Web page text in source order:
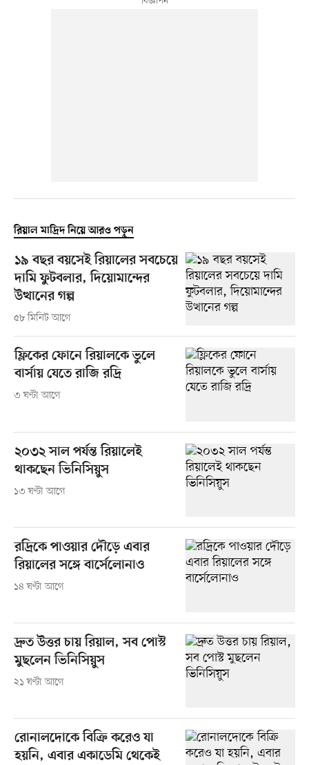
রিয়াল মাদ্রিদ নিয়ে আরও পড়ুন
১৯ বছর বয়সেই রিয়ালের সবচেয়ে
দামি ফুটবলার, দিয়োমান্দের
উত্থানের গল্প
৫৮ মিনিট আগে
ফ্লিকের ফোনে রিয়ালকে ভুলে
বার্সায় যেতে রাজি রদ্রি
৩ ঘণ্টা আগে
২০৩২ সাল পর্যন্ত রিয়ালেই
থাকছেন ভিনিসিয়ুস
১৩ ঘণ্টা আগে
রদ্রিকে পাওয়ার দৌড়ে এবার
রিয়ালের সঙ্গে বার্সেলোনাও
১৪ ঘণ্টা আগে
দ্রুত উত্তর চায় রিয়াল, সব পোস্ট
মুছলেন ভিনিসিয়ুস
২১ ঘণ্টা আগে
রোনালদোকে বিক্রি করেও যা
হয়নি, এবার একাডেমি থেকেই